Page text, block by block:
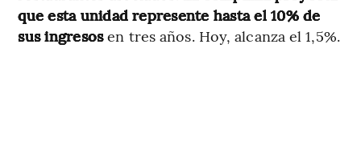
que esta unidad represente hasta el 10% de
sus ingresosen tres años. Hoy, alcanza el 1,5%.